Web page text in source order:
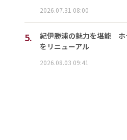
2026.07.31 08:00
5.
紀伊勝浦の魅力を堪能 ホ
をリニューアル
2026.08.03 09:41